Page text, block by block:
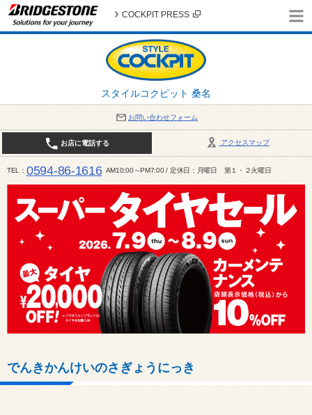
スタイルコクピット 桑名
COCKPIT PRESS
お問い合わせフォーム
アクセスマップ
お店に電話する
TEL 0594-86-1616 AM10:00～PM7:00 / 定休日：月曜日 第１・２火曜日
でんきかんけいのさぎょうにっき